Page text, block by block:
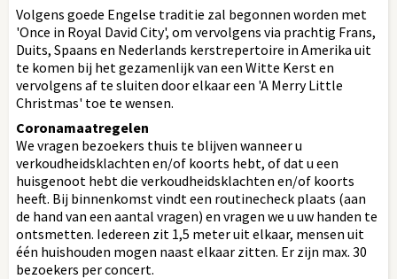
Volgens goede Engelse traditie zal begonnen worden met
'Once in Royal David City', om vervolgens via prachtig Frans,
Duits, Spaans en Nederlands kerstrepertoire in Amerika uit
te komen bij het gezamenlijk van een Witte Kerst en
vervolgens af te sluiten door elkaar een 'A Merry Little
Christmas' toe te wensen.
Coronamaatregelen
We vragen bezoekers thuis te blijven wanneer u
verkoudheidsklachten en/of koorts hebt, of dat u een
huisgenoot hebt die verkoudheidsklachten en/of koorts
heeft. Bij binnenkomst vindt een routinecheck plaats (aan
de hand van een aantal vragen) en vragen we u uw handen te
ontsmetten. Iedereen zit 1,5 meter uit elkaar, mensen uit
één huishouden mogen naast elkaar zitten. Er zijn max. 30
bezoekers per concert.